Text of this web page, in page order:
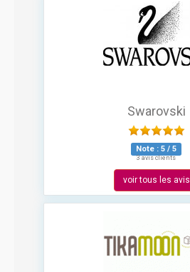
Swarovski
Note : 5 / 5
3 avis clients
voir tous les avis